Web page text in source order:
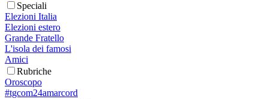
Speciali
Elezioni Italia
Elezioni estero
Grande Fratello
L'isola dei famosi
Amici
Rubriche
Oroscopo
#tgcom24amarcord